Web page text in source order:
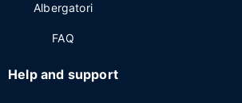
Albergatori
FAQ
Help and support